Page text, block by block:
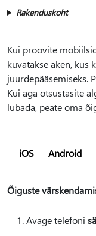
Rakenduskoht
Kui proovite
kuvatakse aken, kus
juurdepääsemiseks.
Kui aga otsustasite
lubada, peate oma
iOS Android
Õiguste
Avage telefoni